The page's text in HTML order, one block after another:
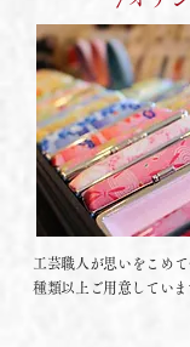
工芸職人が思いをこめ
種類以上ご用意していま